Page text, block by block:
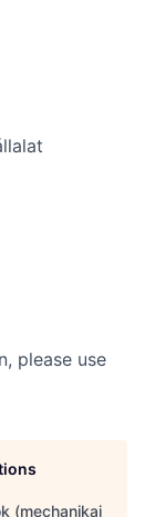
please use
(mechanikai